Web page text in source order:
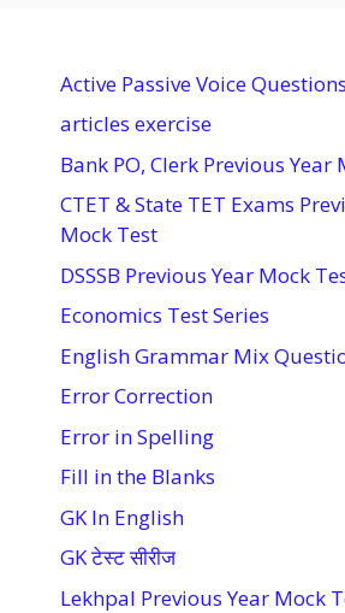
Active Passive Voice Questions
articles exercise
Bank PO, Clerk Previous Year
CTET & State TET Exams
Mock Test
DSSSB Previous Year Mock
Economics Test Series
English Grammar Mix
Error Correction
Error in Spelling
Fill in the Blanks
GK In English
GK टेस्ट सीरीज
Lekhpal Previous Year Mock